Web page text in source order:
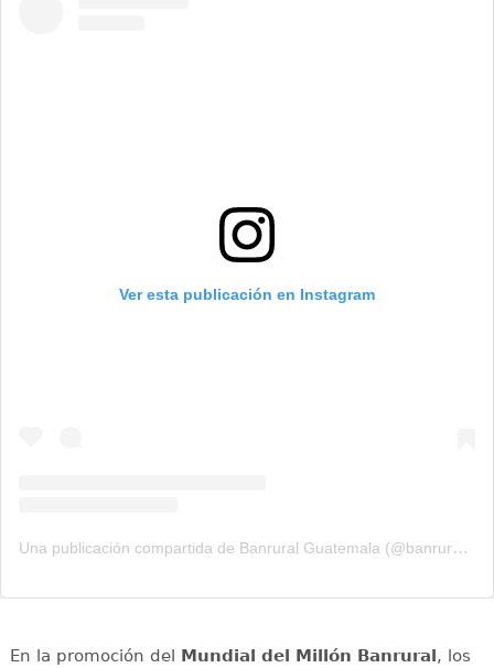
Ver esta publicación en Instagram
Una publicación compartida de Banrural Guatemala (@banruralgt)
En la promoción del Mundial del Millón Banrural, los